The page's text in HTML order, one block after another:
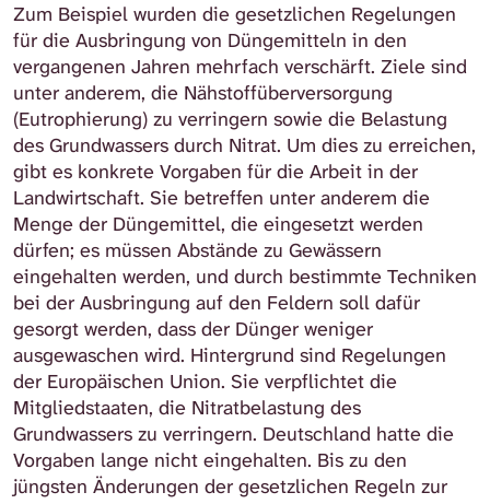
Zum Beispiel wurden die gesetzlichen Regelungen
für die Ausbringung von Düngemitteln in den
vergangenen Jahren mehrfach verschärft. Ziele sind
unter anderem, die Nähstoffüberversorgung
(Eutrophierung) zu verringern sowie die Belastung
des Grundwassers durch Nitrat. Um dies zu erreichen,
gibt es konkrete Vorgaben für die Arbeit in der
Landwirtschaft. Sie betreffen unter anderem die
Menge der Düngemittel, die eingesetzt werden
dürfen; es müssen Abstände zu Gewässern
eingehalten werden, und durch bestimmte Techniken
bei der Ausbringung auf den Feldern soll dafür
gesorgt werden, dass der Dünger weniger
ausgewaschen wird. Hintergrund sind Regelungen
der Europäischen Union. Sie verpflichtet die
Mitgliedstaaten, die Nitratbelastung des
Grundwassers zu verringern. Deutschland hatte die
Vorgaben lange nicht eingehalten. Bis zu den
jüngsten Änderungen der gesetzlichen Regeln zur